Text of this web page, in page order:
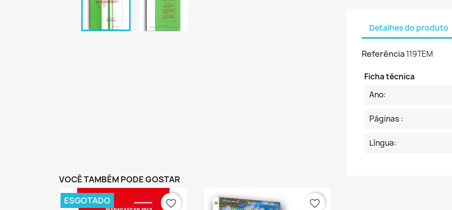
Detalhes do produto
Referência119TEM
Ficha técnica
Ano:
Páginas :
Língua:
VOCÊ TAMBÉM PODE GOSTAR
ESGOTADO favorite_border favorite_border